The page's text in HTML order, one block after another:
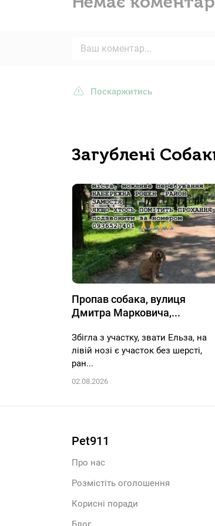
Поскаржитись
Загублені
Пропав собака, вулиця
Дмитра Марковича,...
Збігла з участку, звати Ельза, на
лівій нозі є участок без шерсті,
ран...
02.08.2026
Pet911
Про нас
Розмістіть оголошення
Корисні поради